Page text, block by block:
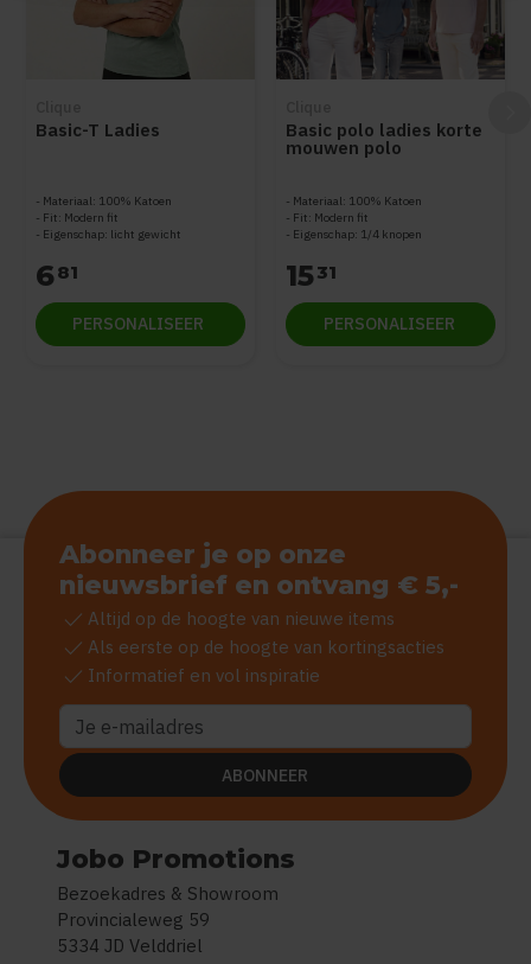
Basic-T Ladies
Materiaal: 100% Katoen
Fit: Modern fit
Eigenschap: licht gewicht
681
PERSONALISEER
Basic polo ladies korte
mouwen polo
Materiaal: 100% Katoen
Fit: Modern fit
Eigenschap: 1/4 knopen
1531
PERSONALISEER
Jobo Promotions
Bezoekadres & Showroom
Provincialeweg 59
5334 JD Velddriel
Abonneer je op onze
nieuwsbrief en ontvang € 5,-
check Altijd op de hoogte van nieuwe items
check Als eerste op de hoogte van kortingsacties
check Informatief en vol inspiratie
ABONNEER